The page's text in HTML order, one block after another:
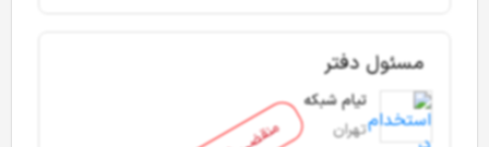
مسئول دفتر
تیام شبکه
تهران